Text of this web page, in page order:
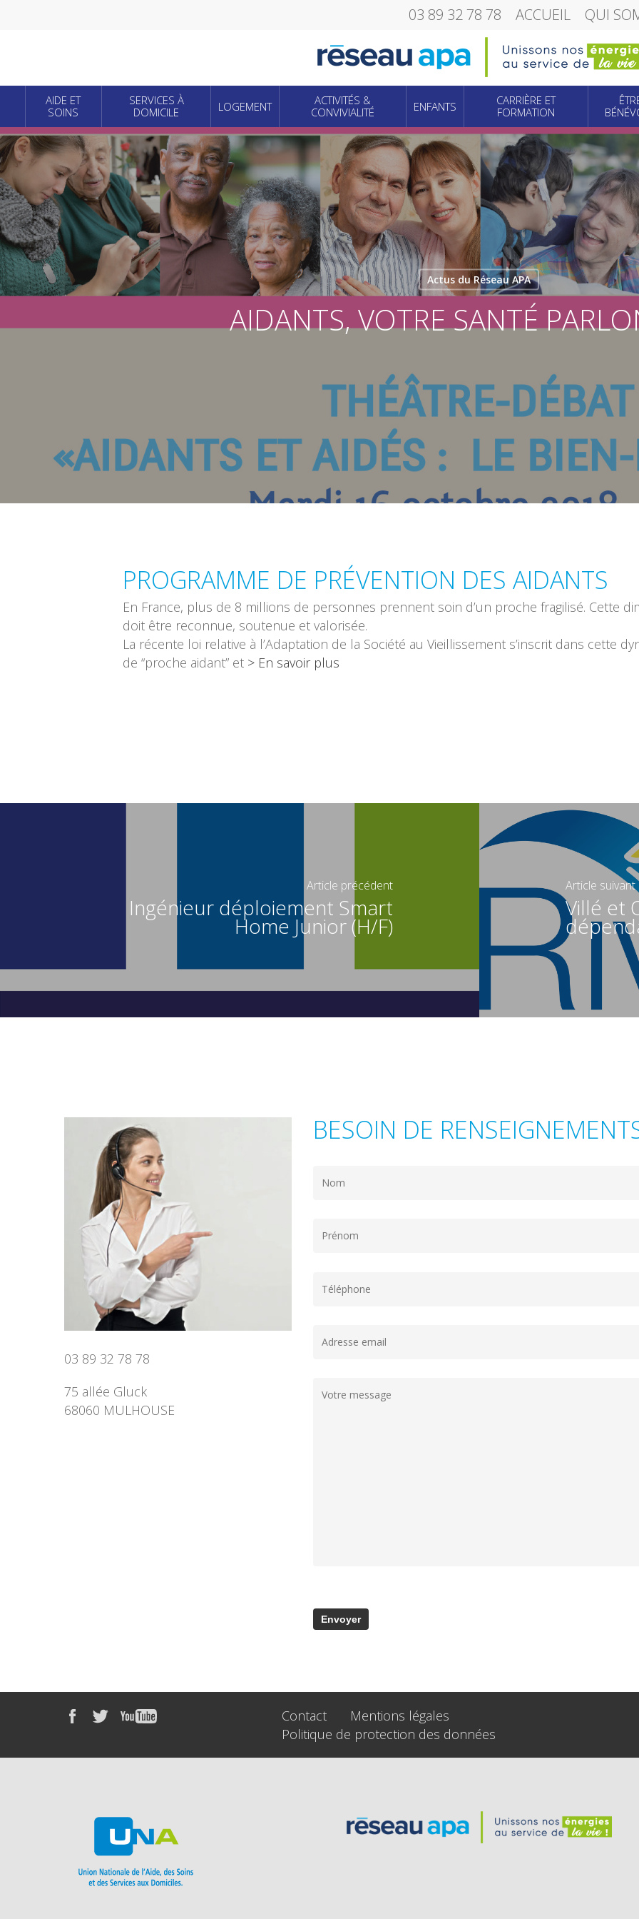
03 89 32 78 78 ACCUEIL QUI
AIDE ET
SOINS
SERVICES À
DOMICILE
LOGEMENT
ACTIVITÉS &
CONVIVIALITÉ
ENFANTS
CARRIÈRE ET
FORMATION
Actus du Réseau APA
AIDANTS, VOTRE SANTÉ
PROGRAMME DE PRÉVENTION DES AIDANTS
En France, plus de 8 millions de personnes prennent soin d’un proche fragilisé. Cette
doit être reconnue, soutenue et valorisée.
La récente loi relative à l’Adaptation de la Société au Vieillissement s’inscrit dans cette
de “proche aidant” et > En savoir plus
Article précédent
Ingénieur déploiement Smart
Home Junior (H/F)
Article suivant
Villé et
03 89 32 78 78
75 allée Gluck
68060 MULHOUSE
BESOIN DE
Contact
Mentions légales
Politique de protection des données